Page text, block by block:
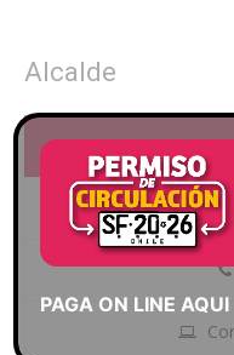
Alcalde
PAGA ON LINE AQUI